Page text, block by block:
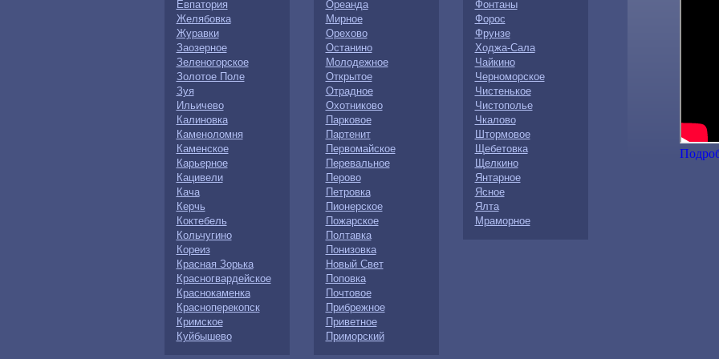
Евпатория
Желябовка
Журавки
Заозерное
Зеленогорское
Золотое Поле
Зуя
Ильичево
Калиновка
Каменоломня
Каменское
Карьерное
Кацивели
Кача
Керчь
Коктебель
Кольчугино
Кореиз
Красная Зорька
Красногвардейское
Краснокаменка
Красноперекопск
Кримское
Куйбышево
Ореанда
Мирное
Орехово
Останино
Молодежное
Открытое
Отрадное
Охотниково
Парковое
Партенит
Первомайское
Перевальное
Перово
Петровка
Пионерское
Пожарское
Полтавка
Понизовка
Новый Свет
Поповка
Почтовое
Прибрежное
Приветное
Приморский
Фонтаны
Форос
Фрунзе
Ходжа-Сала
Чайкино
Черноморское
Чистенькое
Чистополье
Чкалово
Штормовое
Щебетовка
Щелкино
Янтарное
Ясное
Ялта
Мраморное